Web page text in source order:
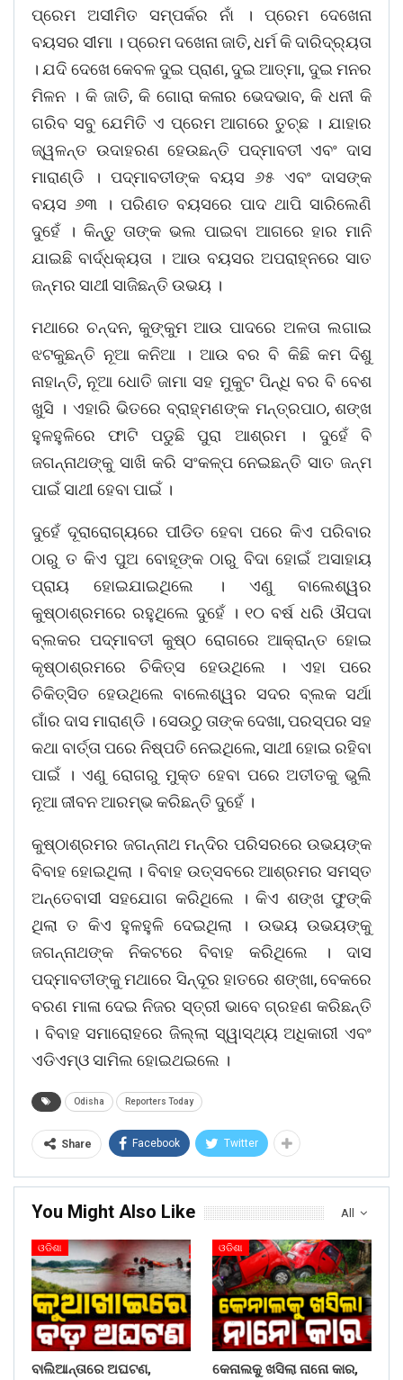
ପ୍ରେମ ଅସୀମିତ ସମ୍ପର୍କର ନାଁ । ପ୍ରେମ ଦେଖେନା
ବୟସର ସୀମା । ପ୍ରେମ ଦଖେନା ଜାତି, ଧର୍ମ କି ଦାରିଦ୍ର୍ୟତା
। ଯଦି ଦେଖେ କେବଳ ଦୁଇ ପ୍ରାଣ, ଦୁଇ ଆତ୍ମା, ଦୁଇ ମନର
ମିଳନ । କି ଜାତି, କି ଗୋରା କଳାର ଭେଦଭାବ, କି ଧନୀ କି
ଗରିବ ସବୁ ଯେମିତି ଏ ପ୍ରେମ ଆଗରେ ତୁଚ୍ଛ । ଯାହାର
ଜ୍ୱଳନ୍ତ ଉଦାହରଣ ହେଉଛନ୍ତି ପଦ୍ମାବତୀ ଏବଂ ଦାସ
ମାରାଣ୍ଡି । ପଦ୍ମାବତୀଙ୍କ ବୟସ ୬୫ ଏବଂ ଦାସଙ୍କ
ବୟସ ୬୩ । ପରିଣତ ବୟସରେ ପାଦ ଥାପି ସାରିଲେଣି
ଦୁହେଁ । କିନ୍ତୁ ତାଙ୍କ ଭଲ ପାଇବା ଆଗରେ ହାର ମାନି
ଯାଇଛି ବାର୍ଦ୍ଧକ୍ୟତା । ଆଉ ବୟସର ଅପରାହ୍ନରେ ସାତ
ଜନ୍ମର ସାଥୀ ସାଜିଛନ୍ତି ଉଭୟ ।
ମଥାରେ ଚନ୍ଦନ, କୁଙ୍କୁମ ଆଉ ପାଦରେ ଅଳତା ଲଗାଇ
ଝଟକୁଛନ୍ତି ନୂଆ କନିଆ । ଆଉ ବର ବି କିଛି କମ ଦିଶୁ
ନାହାନ୍ତି, ନୂଆ ଧୋତି ଜାମା ସହ ମୁକୁଟ ପିନ୍ଧି ବର ବି ବେଶ
ଖୁସି । ଏହାରି ଭିତରେ ବ୍ରାହ୍ମଣଙ୍କ ମନ୍ତ୍ରପାଠ, ଶଙ୍ଖ
ହୁଳହୁଳିରେ ଫାଟି ପଡୁଛି ପୁରା ଆଶ୍ରମ । ଦୁହେଁ ବି
ଜଗନ୍ନାଥଙ୍କୁ ସାଖି କରି ସଂକଳ୍ପ ନେଇଛନ୍ତି ସାତ ଜନ୍ମ
ପାଇଁ ସାଥୀ ହେବା ପାଇଁ ।
ଦୁହେଁ ଦୂରାରୋଗ୍ୟରେ ପୀଡିତ ହେବା ପରେ କିଏ ପରିବାର
ଠାରୁ ତ କିଏ ପୁଅ ବୋହୂଙ୍କ ଠାରୁ ବିଦା ହୋଇଁ ଅସାହାୟ
ପ୍ରାୟ ହୋଇଯାଇଥିଲେ । ଏଣୁ ବାଲେଶ୍ୱର
କୁଷ୍ଠାଶ୍ରମରେ ରହୁଥିଲେ ଦୁହେଁ । ୧୦ ବର୍ଷ ଧରି ଔପଦା
ବ୍ଲକର ପଦ୍ମାବତୀ କୁଷ୍ଠ ରୋଗରେ ଆକ୍ରାନ୍ତ ହୋଇ
କୃଷ୍ଠାଶ୍ରମରେ ଚିକିତ୍ସ ହେଉଥିଲେ । ଏହା ପରେ
ଚିକିତ୍ସିତ ହେଉଥିଲେ ବାଲେଶ୍ୱର ସଦର ବ୍ଲକ ସର୍ଥା
ଗାଁର ଦାସ ମାରାଣ୍ଡି । ସେଉଠୁ ତାଙ୍କ ଦେଖା, ପରସ୍ପର ସହ
କଥା ବାର୍ତ୍ତା ପରେ ନିଷ୍ପତି ନେଇଥିଲେ, ସାଥୀ ହୋଇ ରହିବା
ପାଇଁ । ଏଣୁ ରୋଗରୁ ମୁକ୍ତ ହେବା ପରେ ଅତୀତକୁ ଭୁଲି
ନୂଆ ଜୀବନ ଆରମ୍ଭ କରିଛନ୍ତି ଦୁହେଁ ।
କୁଷ୍ଠାଶ୍ରମର ଜଗନ୍ନାଥ ମନ୍ଦିର ପରିସରରେ ଉଭୟଙ୍କ
ବିବାହ ହୋଇଥିଲା । ବିବାହ ଉତ୍ସବରେ ଆଶ୍ରମର ସମସ୍ତ
ଅନ୍ତେବାସୀ ସହଯୋଗ କରିଥିଲେ । କିଏ ଶଙ୍ଖ ଫୁଙ୍କି
ଥିଲା ତ କିଏ ହୁଳହୁଳି ଦେଇଥିଲା । ଉଭୟ ଉଭୟଙ୍କୁ
ଜଗନ୍ନାଥଙ୍କ ନିକଟରେ ବିବାହ କରିଥିଲେ । ଦାସ
ପଦ୍ମାବତୀଙ୍କୁ ମଥାରେ ସିନ୍ଦୂର ହାତରେ ଶଙ୍ଖା, ବେକରେ
ବରଣ ମାଳା ଦେଇ ନିଜର ସ୍ତ୍ରୀ ଭାବେ ଗ୍ରହଣ କରିଛନ୍ତି
। ବିବାହ ସମାରୋହରେ ଜିଲ୍ଲା ସ୍ୱାସ୍ଥ୍ୟ ଅଧିକାରୀ ଏବଂ
ଏଡିଏମ୍ଓ ସାମିଲ ହୋଇଥଇଲେ ।
Odisha Reporters Today
Share Facebook Twitter
All
You Might Also Like
ଓଡିଶା
ବାଲିଆନ୍ତାରେ ଅଘଟଣ,
ଓଡିଶା
କେନାଲକୁ ଖସିଲା ନାନୋ କାର,